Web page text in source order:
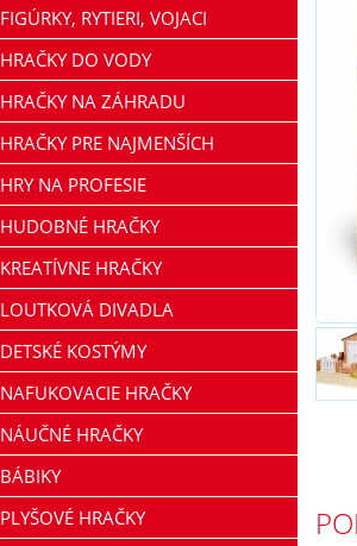
FIGÚRKY, RYTIERI, VOJACI
HRAČKY DO VODY
HRAČKY NA ZÁHRADU
HRAČKY PRE NAJMENŠÍCH
HRY NA PROFESIE
HUDOBNÉ HRAČKY
KREATÍVNE HRAČKY
LOUTKOVÁ DIVADLA
DETSKÉ KOSTÝMY
NAFUKOVACIE HRAČKY
NÁUČNÉ HRAČKY
BÁBIKY
PLYŠOVÉ HRAČKY